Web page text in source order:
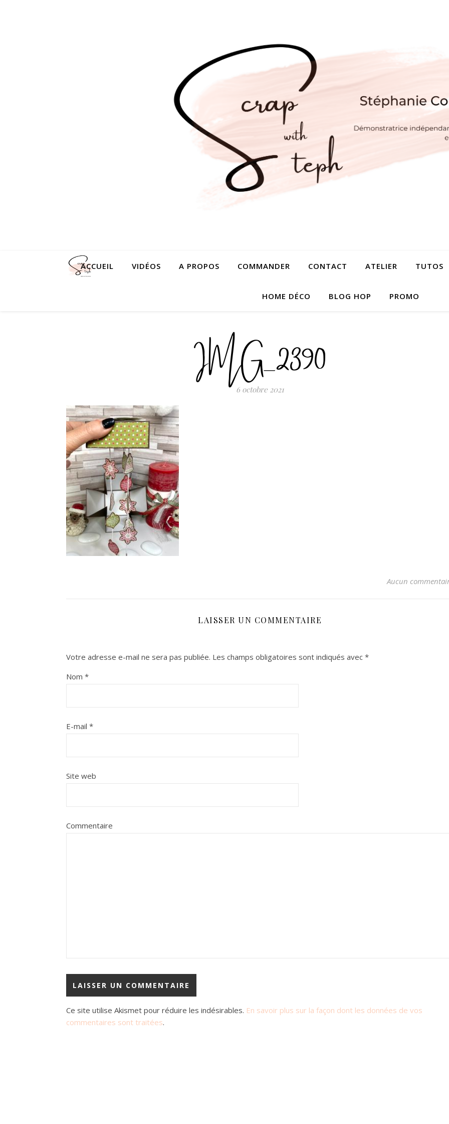
ACCUEIL VIDÉOS A PROPOS COMMANDER CONTACT ATELIER TUTOS
HOME DÉCO BLOG HOP PROMO
IMG_2390
6 octobre 2021
Aucun
LAISSER UN COMMENTAIRE
Votre adresse e-mail ne sera pas publiée. Les champs obligatoires sont indiqués avec *
Nom *
E-mail *
Site web
Commentaire
Ce site utilise Akismet pour réduire les indésirables. En savoir plus sur la façon dont les données de vos
commentaires sont traitées.